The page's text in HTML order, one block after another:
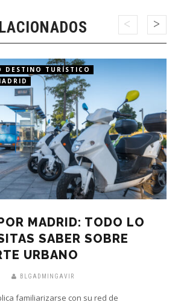
DESTINO TURÍSTICO
MADRID: TODO LO
SABER SOBRE
URBANO
BLGADMINGAVIR
familiarizarse con su red de